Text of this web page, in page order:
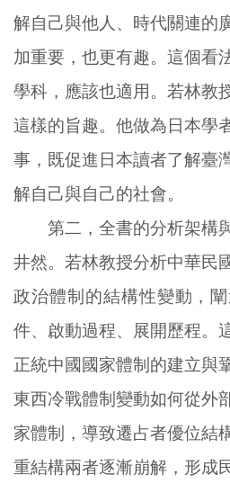
解自己與他人、時代關連的
加重要，也更有趣。這個看
學科，應該也適用。若林教
這樣的旨趣。他做為日本學
事，既促進日本讀者了解臺
解自己與自己的社會。
第二，全書的分析架構
井然。若林教授分析中華民
政治體制的結構性變動，
件、啟動過程、展開歷程。
正統中國國家體制的建立與
東西冷戰體制變動如何從外
家體制，導致遷占者優位結
重結構兩者逐漸崩解，形成